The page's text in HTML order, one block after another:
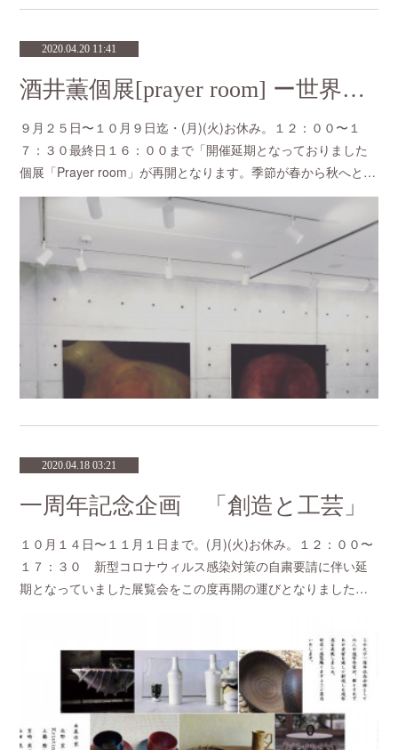
2020.04.20 11:41
酒井薫個展[prayer room] ー世界は思ってるよりもずっと広いー
９月２５日〜１０月９日迄・(月)(火)お休み。１２：００〜１
７：３０最終日１６：００まで「開催延期となっておりました
個展「Prayer room」が再開となります。季節が春から秋へと…
2020.04.18 03:21
一周年記念企画 「創造と工芸」
１０月１４日〜１１月１日まで。(月)(火)お休み。１２：００〜
１７：３０ 新型コロナウィルス感染対策の自粛要請に伴い延
期となっていました展覧会をこの度再開の運びとなりました…